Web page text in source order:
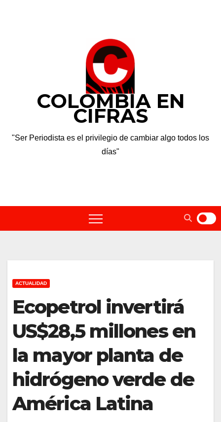
COLOMBIA EN
CIFRAS
"Ser Periodista es el privilegio de cambiar algo todos los
días"
ACTUALIDAD
Ecopetrol invertirá
US$28,5 millones en
la mayor planta de
hidrógeno verde de
América Latina